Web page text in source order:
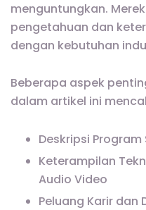
menguntungkan.
pengetahuan dan
dengan kebutuhan
Beberapa aspek
dalam artikel ini
Deskripsi Program
Keterampilan
Audio Video
Peluang Karir dan